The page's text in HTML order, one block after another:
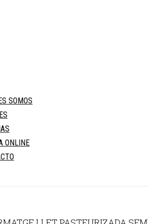
SOMOS
ONLINE